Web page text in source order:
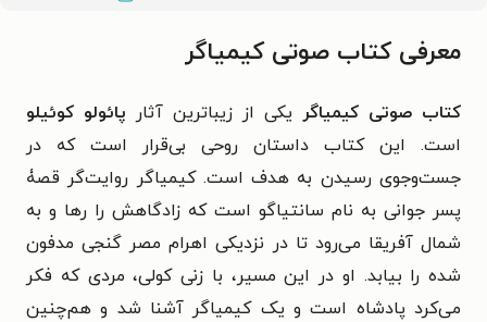
معرفی کتاب صوتی کیمیاگر
کتاب صوتی کیمیاگر یکی از زیباترین آثار پائولو کوئیلو
است. این کتاب داستان روحی بی‌قرار است که در
جست‌و‌جوی رسیدن به هدف است. کیمیاگر روایت‌گر قصۀ
پسر جوانی به نام سانتیاگو است که زادگاهش را رها و به
شمال آفریقا می‌رود تا در نزدیکی اهرام مصر گنجی مدفون
شده را بیابد. او در این مسیر، با زنی کولی، مردی که فکر
می‌کرد پادشاه است و یک کیمیاگر آشنا شد و هم‌چنین